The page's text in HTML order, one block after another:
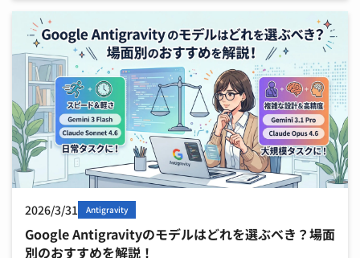
といった利用上限（レート制限）についての疑問を持 […]
2026/3/31 Antigravity
Google Antigravityのモデルはどれを選ぶべき？場面
別のおすすめを解説！